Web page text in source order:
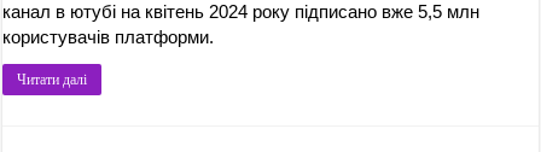
канал в ютубі на квітень 2024 року підписано вже 5,5 млн
користувачів платформи.
Читати далі